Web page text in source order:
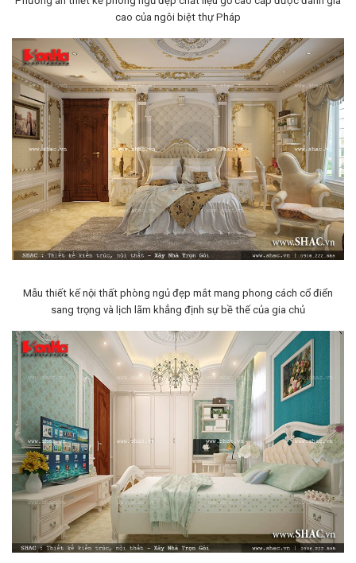
cao của ngôi biệt thự Pháp
Mẫu thiết kế nội thất phòng ngủ đẹp mắt mang phong cách cổ điển
sang trọng và lịch lãm khẳng định sự bề thế của gia chủ